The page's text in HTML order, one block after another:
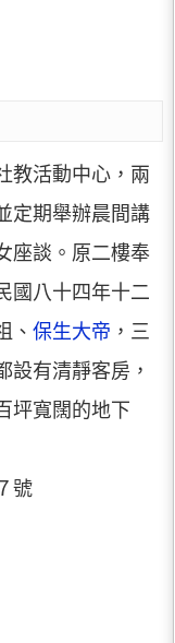
教活動中心，兩
定期舉辦晨間講
座談。原二樓奉
國八十四年十二
、 保生大帝 ，三
設有清靜客房，
坪寬闊的地下
號